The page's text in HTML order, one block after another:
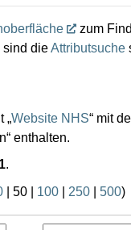
zum
sind dieAttributsuche
„Website NHS“ mit
enthalten.
1.
50 100 250 500)